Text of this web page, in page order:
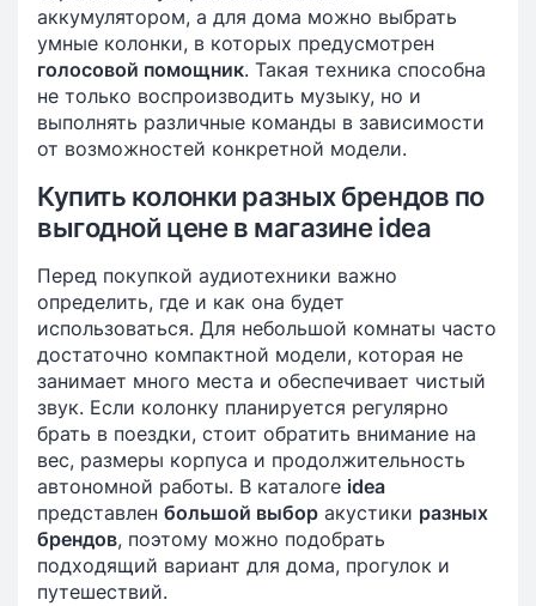
аккумулятором, а для дома можно выбрать
умные колонки, в которых предусмотрен
голосовой помощник. Такая техника способна
не только воспроизводить музыку, но и
выполнять различные команды в зависимости
от возможностей конкретной модели.
Купить колонки разных брендов по
выгодной цене в магазине idea
Перед покупкой аудиотехники важно
определить, где и как она будет
использоваться. Для небольшой комнаты часто
достаточно компактной модели, которая не
занимает много места и обеспечивает чистый
звук. Если колонку планируется регулярно
брать в поездки, стоит обратить внимание на
вес, размеры корпуса и продолжительность
автономной работы. В каталоге idea
представлен большой выбор акустики разных
брендов, поэтому можно подобрать
подходящий вариант для дома, прогулок и
путешествий.